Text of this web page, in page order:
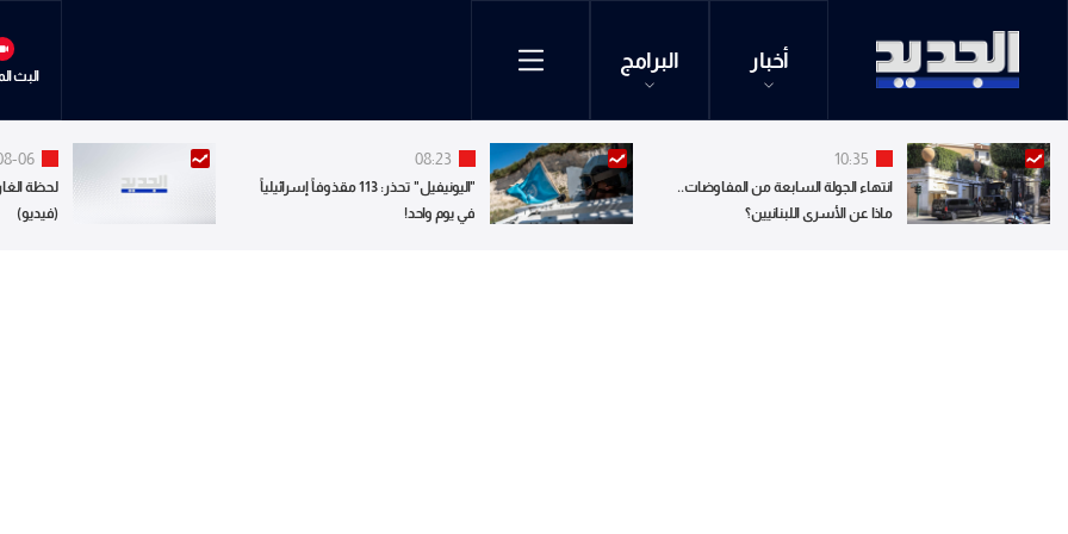
أخبار البرامج
البث
10:35
انتهاء الجولة السابعة من المفاوضات..
ماذا عن الأسرى اللبنانيين؟
08:23
"اليونيفيل" تحذر: 113 مقذوفاً إسرائيلياً
في يوم واحد!
06
لحظة
(فيديو)